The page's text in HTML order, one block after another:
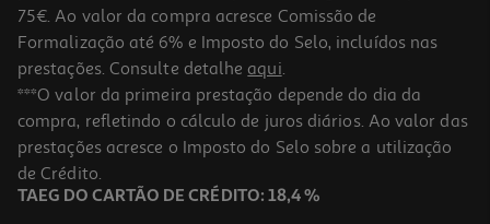
Recarga Mini Rolo De Pintura Universal 110mm Pack 2 Unidades
0.9 €/un
1,79 €
75€. Ao valor da compra acresce Comissão de
Formalização até 6% e Imposto do Selo, incluídos nas
prestações. Consulte detalhe aqui.
***O valor da primeira prestação depende do dia da
compra, refletindo o cálculo de juros diários. Ao valor das
prestações acresce o Imposto do Selo sobre a utilização
de Crédito.
TAEG DO CARTÃO DE CRÉDITO: 18,4 %